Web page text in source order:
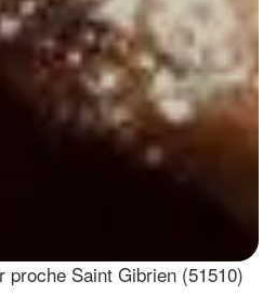
proche Saint Gibrien (51510)